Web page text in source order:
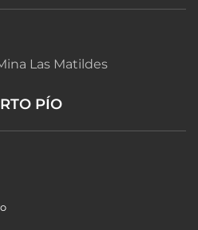
Las Matildes
PÍO